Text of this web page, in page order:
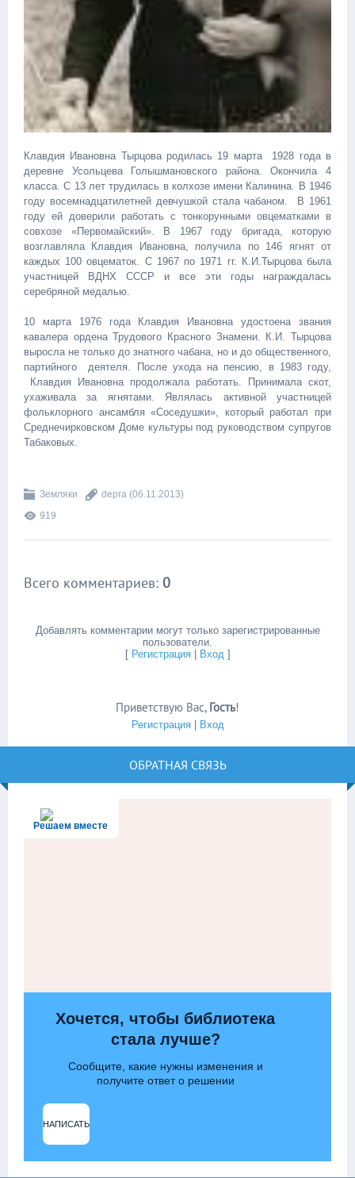
Клавдия Ивановна Тырцова родилась 19 марта 1928 года в
деревне Усольцева Голышмановского района. Окончила 4
класса. С 13 лет трудилась в колхозе имени Калинина. В 1946
году восемнадцатилетней девчушкой стала чабаном. В 1961
году ей доверили работать с тонкорунными овцематками в
совхозе «Первомайский». В 1967 году бригада, которую
возглавляла Клавдия Ивановна, получила по 146 ягнят от
каждых 100 овцематок. С 1967 по 1971 гг. К.И.Тырцова была
участницей ВДНХ СССР и все эти годы награждалась
серебряной медалью.
10 марта 1976 года Клавдия Ивановна удостоена звания
кавалера ордена Трудового Красного Знамени. К.И. Тырцова
выросла не только до знатного чабана, но и до общественного,
партийного деятеля. После ухода на пенсию, в 1983 году,
Клавдия Ивановна продолжала работать. Принимала скот,
ухаживала за ягнятами. Являлась активной участницей
фольклорного ансамбля «Соседушки», который работал при
Среднечирковском Доме культуры под руководством супругов
Табаковых.
Земляки depra (06.11.2013)
919
Всего комментариев: 0
Добавлять комментарии могут только зарегистрированные
пользователи.
[ Регистрация| Вход]
Приветствую Вас, Гость!
Регистрация| Вход
ОБРАТНАЯ СВЯЗЬ
Решаем вместе
Хочется, чтобы библиотека
стала лучше?
Сообщите, какие нужны изменения и
получите ответ о решении
НАПИСАТЬ